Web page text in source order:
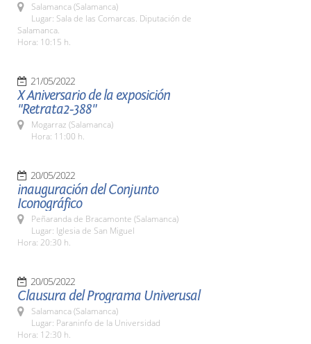
Salamanca (Salamanca)
Lugar: Sala de las Comarcas. Diputación de
Salamanca.
Hora: 10:15 h.
21/05/2022
X Aniversario de la exposición
"Retrata2-388"
Mogarraz (Salamanca)
Hora: 11:00 h.
20/05/2022
inauguración del Conjunto
Iconográfico
Peñaranda de Bracamonte (Salamanca)
Lugar: Iglesia de San Miguel
Hora: 20:30 h.
20/05/2022
Clausura del Programa Univerusal
Salamanca (Salamanca)
Lugar: Paraninfo de la Universidad
Hora: 12:30 h.